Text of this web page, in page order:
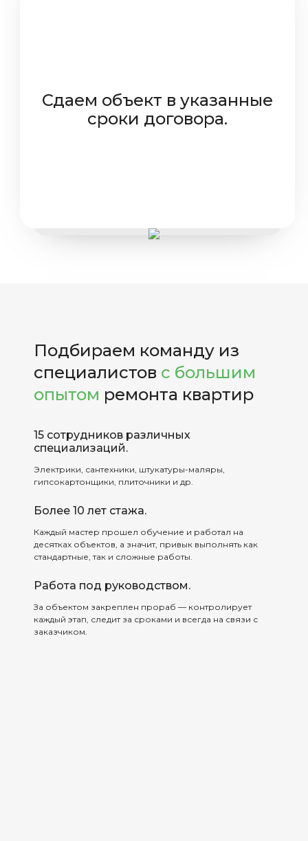
Сдаем объект в указанные
сроки договора.
Подбираем команду из
специалистов с большим
опытом ремонта квартир
15 сотрудников различных
специализаций.
Электрики, сантехники, штукатуры-маляры,
гипсокартонщики, плиточники и др.
Более 10 лет стажа.
Каждый мастер прошел обучение и работал на
десятках объектов, а значит, привык выполнять как
стандартные, так и сложные работы.
Работа под руководством.
За объектом закреплен прораб — контролирует
каждый этап, следит за сроками и всегда на связи с
заказчиком.